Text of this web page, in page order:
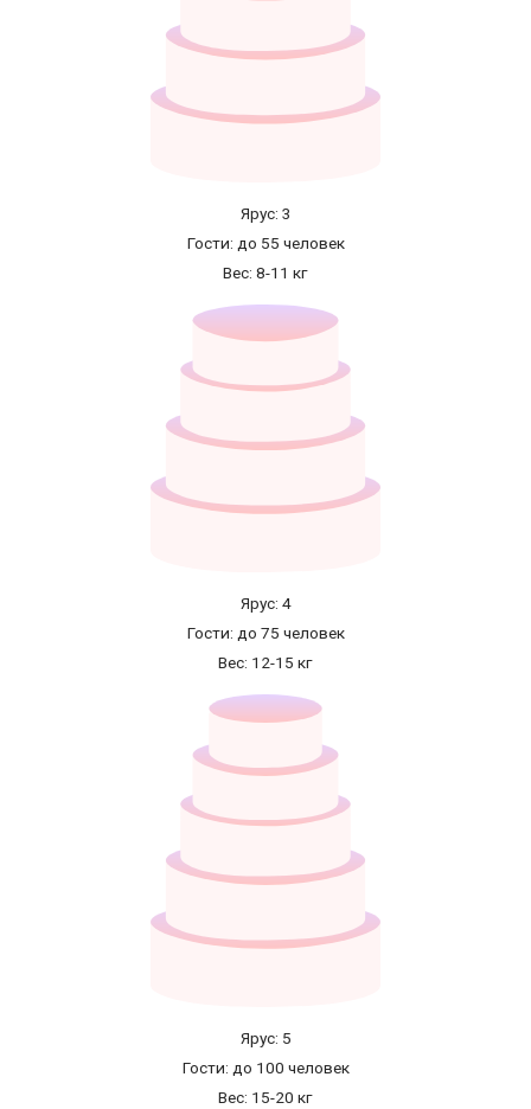
Ярус: 3
Гости: до 55 человек
Вес: 8-11 кг
Ярус: 4
Гости: до 75 человек
Вес: 12-15 кг
Ярус: 5
Гости: до 100 человек
Вес: 15-20 кг